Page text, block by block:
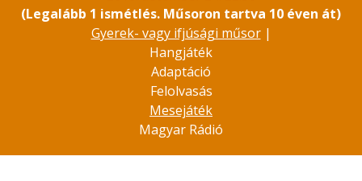
(Legalább 1 ismétlés. Műsoron tartva 10 éven át)
Gyerek- vagy ifjúsági műsor|
Hangjáték
Adaptáció
Felolvasás
Mesejáték
Magyar Rádió